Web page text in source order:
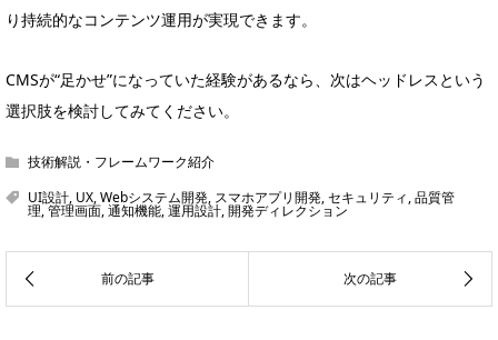
り持続的なコンテンツ運用が実現できます。
CMSが“足かせ”になっていた経験があるなら、次はヘッドレスという
選択肢を検討してみてください。
技術解説・フレームワーク紹介
UI設計, UX,Webシステム開発, スマホアプリ開発,セキュリティ,品質管
理,管理画面,通知機能,運用設計,開発ディレクション